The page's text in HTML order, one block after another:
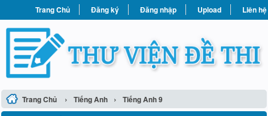
Trang Chủ Đăng ký Đăng nhập Upload Liên hệ
Trang Chủ › Tiếng Anh › Tiếng Anh 9